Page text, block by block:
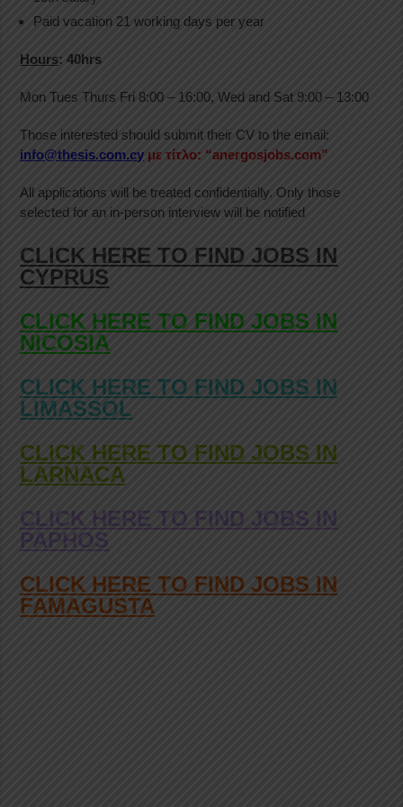
Paid vacation 21 working days per year
Hours: 40hrs
Mon Tues Thurs Fri 8:00 – 16:00, Wed and Sat 9:00 – 13:00
Those interested should submit their CV to the email:
info@thesis.com.cy με τίτλο: “anergosjobs.com”
All applications will be treated confidentially. Only those
selected for an in-person interview will be notified
CLICK HERE TO FIND JOBS IN
CYPRUS
CLICK HERE TO FIND JOBS IN
NICOSIA
CLICK HERE TO FIND JOBS IN
LIMASSOL
CLICK HERE TO FIND JOBS IN
LARNACA
CLICK HERE TO FIND JOBS IN
PAPHOS
CLICK HERE TO FIND JOBS IN
FAMAGUSTA